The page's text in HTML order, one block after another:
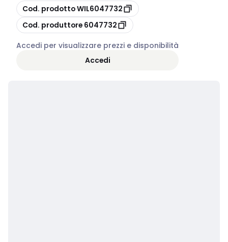
copia
Cod. prodottoWIL6047732
copia
Cod. produttore 6047732
Accedi per visualizzare prezzi e disponibilità
Accedi